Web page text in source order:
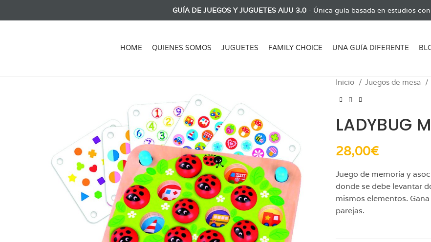
GUÍA DE JUEGOS Y JUGUETES AIJU 3.0 - Única guía basada en estudios
HOME QUIENES SOMOS JUGUETES FAMILY CHOICE UNA GUÍA DIFERENTE
Inicio Juegos de mesa
LADYBUG
28,00€
Juego de memoria y
donde se debe levantar
mismos elementos.
parejas.